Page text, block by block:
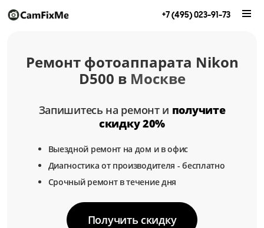
+7 (495) 023-91-73
Ремонт фотоаппарата Nikon
D500 в Москве
Запишитесь на ремонт и получите
скидку 20%
Выездной ремонт на дом и в офис
Диагностика от производителя - бесплатно
Срочный ремонт в течение дня
Получить скидку